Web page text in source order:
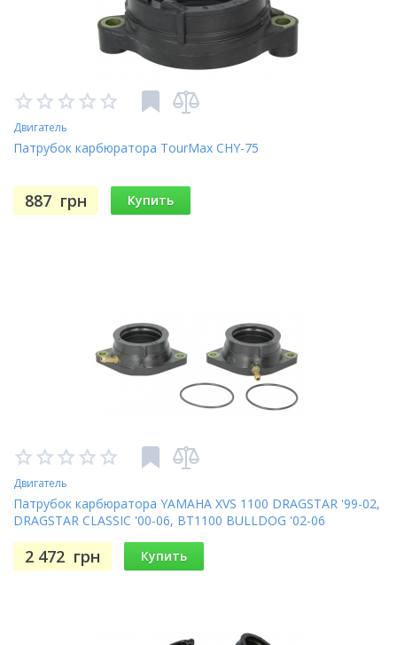
Двигатель
Патрубок карбюратора TourMax CHY-75
887 грн Купить
Двигатель
Патрубок карбюратора YAMAHA XVS 1100 DRAGSTAR '99-02,
DRAGSTAR CLASSIC '00-06, BT1100 BULLDOG '02-06
2 472 грн Купить